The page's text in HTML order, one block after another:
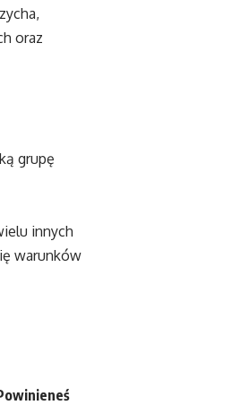
oraz
grupę
innych
warunków